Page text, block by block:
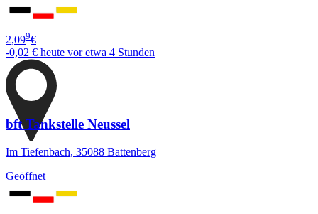
2,099€
-0,02 € heute vor etwa 4 Stunden
bft Tankstelle Neussel
Im Tiefenbach, 35088 Battenberg
Geöffnet